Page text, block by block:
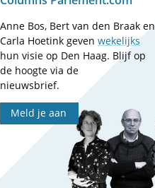
Anne Bos, Bert van den Braak en
Carla Hoetink gevenwekelijks
hun visie op Den Haag. Blijf op
de hoogte via de
nieuwsbrief.
Meld je aan